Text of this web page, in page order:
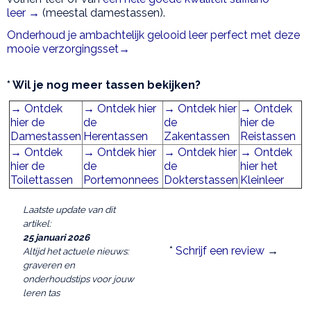
leer → (meestal damestassen).
Onderhoud je ambachtelijk gelooid leer perfect met deze
mooie verzorgingsset→
* Wil je nog meer tassen bekijken?
→ Ontdek
hier de
Damestassen
→ Ontdek hier
de
Herentassen
→ Ontdek hier
de
Zakentassen
→ Ontdek
hier de
Reistassen
→ Ontdek
hier de
Toilettassen
→ Ontdek hier
de
Portemonnees
→ Ontdek hier
de
Dokterstassen
→ Ontdek
hier het
Kleinleer
Laatste update van dit
artikel:
25 januari 2026
Altijd het actuele nieuws:
graveren en
onderhoudstips voor jouw
leren tas
* Schrijf een review →